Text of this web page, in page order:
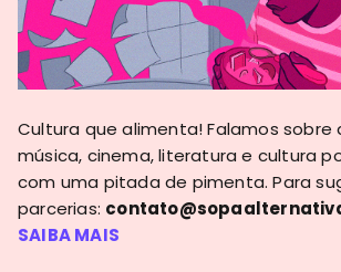
Cultura que alimenta! Falamos sobre
música, cinema, literatura e cultura
com uma pitada de pimenta. Para
parcerias:
SAIBA MAIS